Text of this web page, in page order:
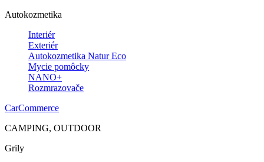
Autokozmetika
Interiér
Exteriér
Autokozmetika Natur Eco
Mycie pomôcky
NANO+
Rozmrazovače
CarCommerce
CAMPING, OUTDOOR
Grily